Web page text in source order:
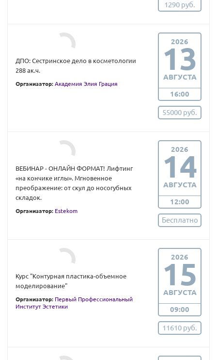
1290 руб.
ДПО: Сестринское дело в косметологии
288 ак.ч.
Организатор: Академия Элия Грация
2026
13
АВГУСТА
16:00
55000 руб.
ВЕБИНАР - ОНЛАЙН ФОРМАТ! Лифтинг
«на кончике иглы». Мгновенное
преображение: от скул до носогубных
складок.
Организатор: Estekom
2026
14
АВГУСТА
12:00
Бесплатно
Курс "Контурная пластика-объемное
моделирование"
Организатор: Первый Профессиональный
Институт Эстетики
2026
15
АВГУСТА
09:00
11610 руб.